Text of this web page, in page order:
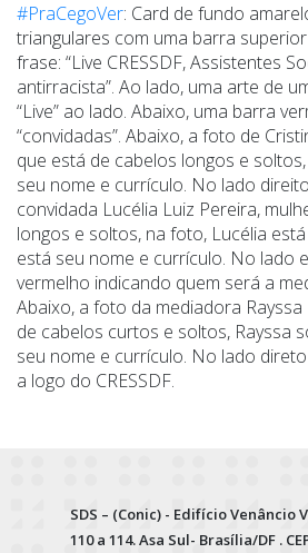
#PraCegoVer: Card de fundo
triangulares com uma barra
frase: “Live CRESSDF, Assistentes
antirracista”. Ao lado, uma arte de
“Live” ao lado. Abaixo, uma barra
“convidadas”. Abaixo, a foto de
que está de cabelos longos e
seu nome e currículo. No lado
convidada Lucélia Luiz Pereira,
longos e soltos, na foto, Lucélia
está seu nome e currículo. No lado
vermelho indicando quem será a
Abaixo, a foto da mediadora Rayssa
de cabelos curtos e soltos, Rayssa
seu nome e currículo. No lado
a logo do CRESSDF.
SDS – (Conic) - Edifício Venâncio
110 a 114. Asa Sul- Brasília/DF .